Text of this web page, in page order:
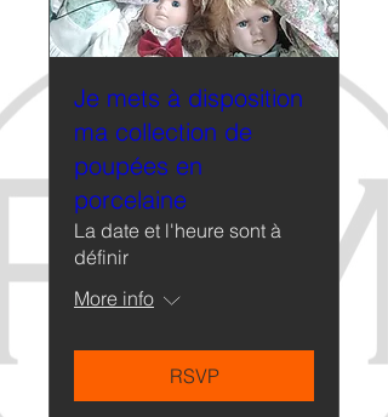
Je mets à disposition
ma collection de
poupées en
porcelaine
La date et l'heure sont à
définir
More info
RSVP